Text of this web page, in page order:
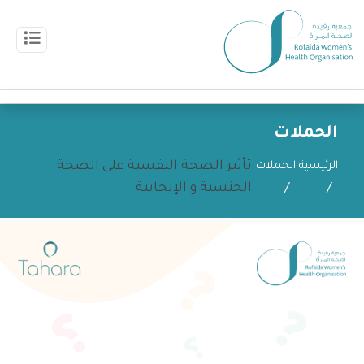
الحملات
الرئيسية الحملات تأثير الصحة النفسية على الصحة
الجنسية و الإنجابية